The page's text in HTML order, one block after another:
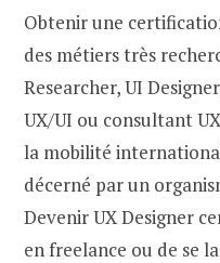
Obtenir une
des métiers très
Researcher, UI
UX/UI ou consultant
la mobilité
décerné par un
Devenir UX Designer
en freelance ou de se